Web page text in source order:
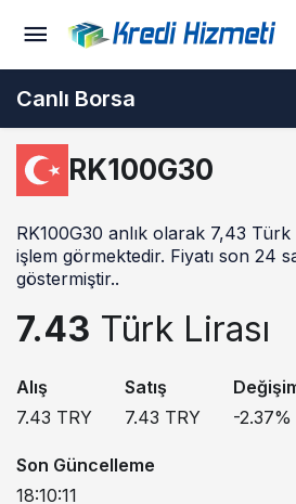
Canlı Borsa
RK100G30
RK100G30 anlık olarak 7,43 Türk
işlem görmektedir. Fiyatı son 24
göstermiştir..
7.43 Türk Lirası
Alış
7.43 TRY
Satış
7.43 TRY
-2.37%
Son Güncelleme
18:10:11